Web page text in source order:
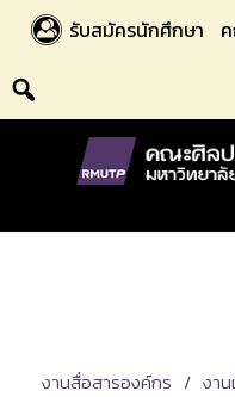
content
รับสมัครนักศึกษา
งานสื่อสารองค์กร
งา